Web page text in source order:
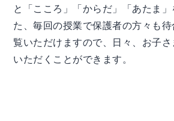
と「こころ」「からだ」「あたま」
た、毎回の授業で保護者の方々も
覧いただけますので、日々、お子
いただくことができます。